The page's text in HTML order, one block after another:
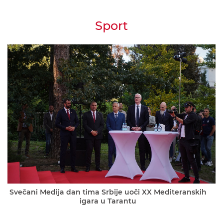
Sport
Svečani Medija dan tima Srbije uoči XX Mediteranskih
igara u Tarantu